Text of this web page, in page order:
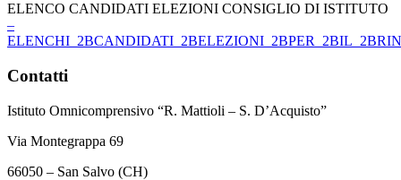
ELENCO CANDIDATI ELEZIONI CONSIGLIO DI ISTITUTO
–
Contatti
Istituto Omnicomprensivo “R. Mattioli – S. D’Acquisto”
Via Montegrappa 69
66050 – San Salvo (CH)